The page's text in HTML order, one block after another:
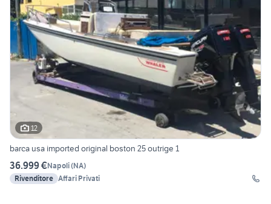
12
barca usa imported original boston 25 outrige 1
36.999 €Napoli(NA)
Rivenditore Affari Privati